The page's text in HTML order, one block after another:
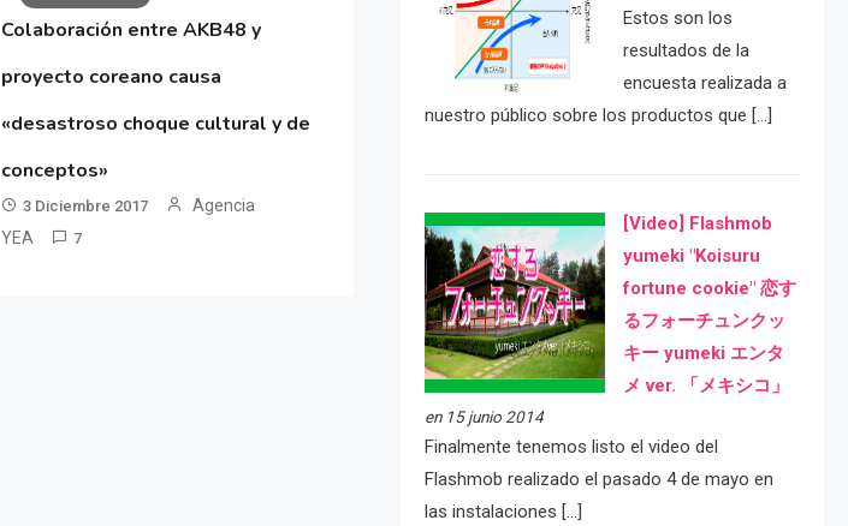
Colaboración entre AKB48 y
proyecto coreano causa
«desastroso choque cultural y de
conceptos»
3 Diciembre 2017
Agencia
YEA
7
Estos son los
resultados de la
encuesta realizada a
nuestro público sobre los productos que […]
[Video] Flashmob
yumeki "Koisuru
fortune cookie" 恋す
るフォーチュンクッ
キー yumeki エンタ
メ ver. 「メキシコ」
en 15 junio 2014
Finalmente tenemos listo el video del
Flashmob realizado el pasado 4 de mayo en
las instalaciones […]